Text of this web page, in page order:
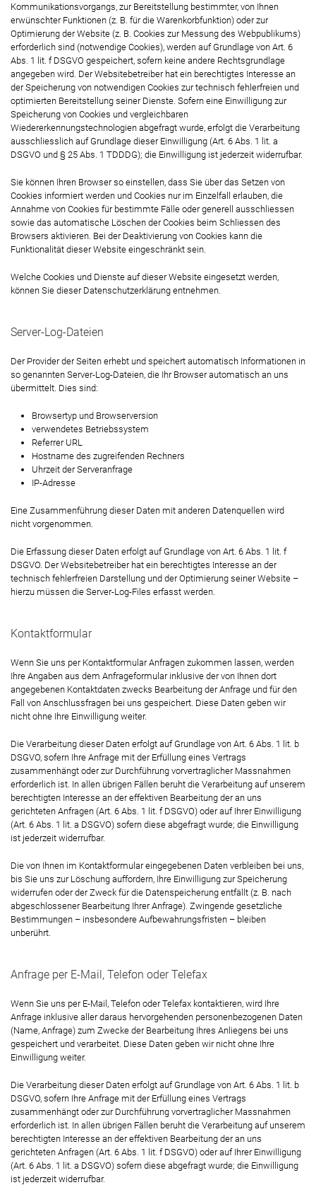
Kommunikationsvorgangs, zur Bereitstellung bestimmter, von Ihnen
erwünschter Funktionen (z. B. für die Warenkorbfunktion) oder zur
Optimierung der Website (z. B. Cookies zur Messung des Webpublikums)
erforderlich sind (notwendige Cookies), werden auf Grundlage von Art. 6
Abs. 1 lit. f DSGVO gespeichert, sofern keine andere Rechtsgrundlage
angegeben wird. Der Websitebetreiber hat ein berechtigtes Interesse an
der Speicherung von notwendigen Cookies zur technisch fehlerfreien und
optimierten Bereitstellung seiner Dienste. Sofern eine Einwilligung zur
Speicherung von Cookies und vergleichbaren
Wiedererkennungstechnologien abgefragt wurde, erfolgt die Verarbeitung
ausschliesslich auf Grundlage dieser Einwilligung (Art. 6 Abs. 1 lit. a
DSGVO und § 25 Abs. 1 TDDDG); die Einwilligung ist jederzeit widerrufbar.
Sie können Ihren Browser so einstellen, dass Sie über das Setzen von
Cookies informiert werden und Cookies nur im Einzelfall erlauben, die
Annahme von Cookies für bestimmte Fälle oder generell ausschliessen
sowie das automatische Löschen der Cookies beim Schliessen des
Browsers aktivieren. Bei der Deaktivierung von Cookies kann die
Funktionalität dieser Website eingeschränkt sein.
Welche Cookies und Dienste auf dieser Website eingesetzt werden,
können Sie dieser Datenschutzerklärung entnehmen.
Server-Log-Dateien
Der Provider der Seiten erhebt und speichert automatisch Informationen in
so genannten Server-Log-Dateien, die Ihr Browser automatisch an uns
übermittelt. Dies sind:
Browsertyp und Browserversion
verwendetes Betriebssystem
Referrer URL
Hostname des zugreifenden Rechners
Uhrzeit der Serveranfrage
IP-Adresse
Eine Zusammenführung dieser Daten mit anderen Datenquellen wird
nicht vorgenommen.
Die Erfassung dieser Daten erfolgt auf Grundlage von Art. 6 Abs. 1 lit. f
DSGVO. Der Websitebetreiber hat ein berechtigtes Interesse an der
technisch fehlerfreien Darstellung und der Optimierung seiner Website –
hierzu müssen die Server-Log-Files erfasst werden.
Kontaktformular
Wenn Sie uns per Kontaktformular Anfragen zukommen lassen, werden
Ihre Angaben aus dem Anfrageformular inklusive der von Ihnen dort
angegebenen Kontaktdaten zwecks Bearbeitung der Anfrage und für den
Fall von Anschlussfragen bei uns gespeichert. Diese Daten geben wir
nicht ohne Ihre Einwilligung weiter.
Die Verarbeitung dieser Daten erfolgt auf Grundlage von Art. 6 Abs. 1 lit. b
DSGVO, sofern Ihre Anfrage mit der Erfüllung eines Vertrags
zusammenhängt oder zur Durchführung vorvertraglicher Massnahmen
erforderlich ist. In allen übrigen Fällen beruht die Verarbeitung auf unserem
berechtigten Interesse an der effektiven Bearbeitung der an uns
gerichteten Anfragen (Art. 6 Abs. 1 lit. f DSGVO) oder auf Ihrer Einwilligung
(Art. 6 Abs. 1 lit. a DSGVO) sofern diese abgefragt wurde; die Einwilligung
ist jederzeit widerrufbar.
Die von Ihnen im Kontaktformular eingegebenen Daten verbleiben bei uns,
bis Sie uns zur Löschung auffordern, Ihre Einwilligung zur Speicherung
widerrufen oder der Zweck für die Datenspeicherung entfällt (z. B. nach
abgeschlossener Bearbeitung Ihrer Anfrage). Zwingende gesetzliche
Bestimmungen – insbesondere Aufbewahrungsfristen – bleiben
unberührt.
Anfrage per E-Mail, Telefon oder Telefax
Wenn Sie uns per E-Mail, Telefon oder Telefax kontaktieren, wird Ihre
Anfrage inklusive aller daraus hervorgehenden personenbezogenen Daten
(Name, Anfrage) zum Zwecke der Bearbeitung Ihres Anliegens bei uns
gespeichert und verarbeitet. Diese Daten geben wir nicht ohne Ihre
Einwilligung weiter.
Die Verarbeitung dieser Daten erfolgt auf Grundlage von Art. 6 Abs. 1 lit. b
DSGVO, sofern Ihre Anfrage mit der Erfüllung eines Vertrags
zusammenhängt oder zur Durchführung vorvertraglicher Massnahmen
erforderlich ist. In allen übrigen Fällen beruht die Verarbeitung auf unserem
berechtigten Interesse an der effektiven Bearbeitung der an uns
gerichteten Anfragen (Art. 6 Abs. 1 lit. f DSGVO) oder auf Ihrer Einwilligung
(Art. 6 Abs. 1 lit. a DSGVO) sofern diese abgefragt wurde; die Einwilligung
ist jederzeit widerrufbar.